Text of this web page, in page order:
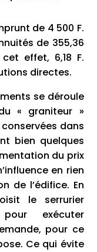
de 4 500 F.
de 355,36
effet, 6,18 F.
directes.
se déroule
« graniteur »
conservées dans
bien quelques
du prix
en rien
de l’édifice. En
le serrurier
exécuter
pour ce
Ce qui évite